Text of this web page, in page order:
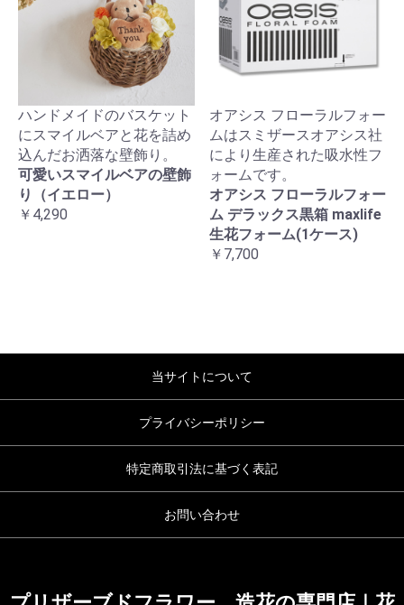
ハンドメイドのバスケット
にスマイルベアと花を詰め
込んだお洒落な壁飾り。
可愛いスマイルベアの壁飾
り（イエロー）
￥4,290
オアシス フローラルフォー
ムはスミザースオアシス社
により生産された吸水性フ
ォームです。
オアシス フローラルフォー
ム デラックス黒箱 maxlife
生花フォーム(1ケース)
￥7,700
当サイトについて
プライバシーポリシー
特定商取引法に基づく表記
お問い合わせ